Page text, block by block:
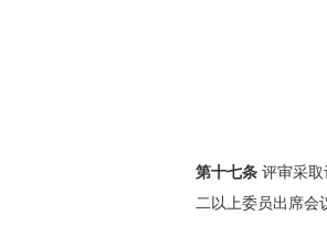
第十七条评审采取
二以上委员出席会